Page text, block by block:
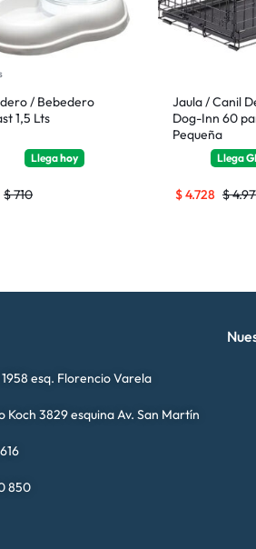
/ Bebedero
1,5 Lts
Llegahoy
$710
Jaula / Canil
Dog-Inn 60
Pequeña
Llega
$
$4.728
esq. Florencio Varela
Koch 3829 esquina Av. San Martín
850